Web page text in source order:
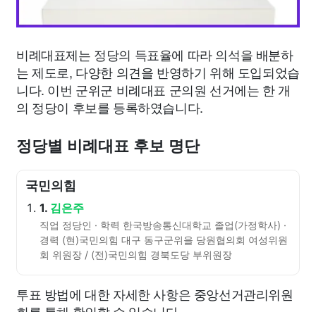
비례대표제는 정당의 득표율에 따라 의석을 배분하
는 제도로, 다양한 의견을 반영하기 위해 도입되었습
니다. 이번 군위군 비례대표 군의원 선거에는 한 개
의 정당이 후보를 등록하였습니다.
정당별 비례대표 후보 명단
국민의힘
1. 김은주
직업 정당인 · 학력 한국방송통신대학교 졸업(가정학사) ·
경력 (현)국민의힘 대구 동구군위을 당원협의회 여성위원
회 위원장 / (전)국민의힘 경북도당 부위원장
투표 방법에 대한 자세한 사항은 중앙선거관리위원